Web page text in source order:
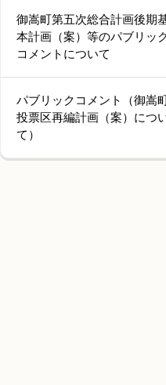
御嵩町第五次総合計画後期
本計画（案）等のパブリッ
コメントについて
パブリックコメント（御嵩
投票区再編計画（案）につ
て）